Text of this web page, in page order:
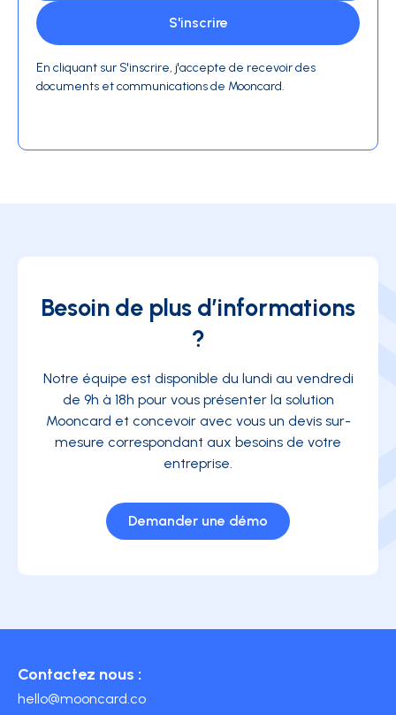
En cliquant sur S'inscrire, j'accepte de recevoir des
documents et communications de Mooncard.
Besoin de plus d’informations
?
Notre équipe est disponible du lundi au vendredi
de 9h à 18h pour vous présenter la solution
Mooncard et concevoir avec vous un devis sur-
mesure correspondant aux besoins de votre
entreprise.
Demander une démo
Contactez nous :
hello@mooncard.co